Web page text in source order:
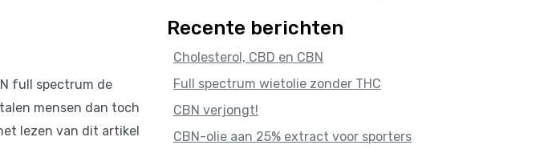
full spectrum de
mensen dan toch
lezen van dit artikel
Recente berichten
Cholesterol, CBD en CBN
Full spectrum wietolie zonder THC
CBN verjongt!
CBN-olie aan 25% extract voor sporters